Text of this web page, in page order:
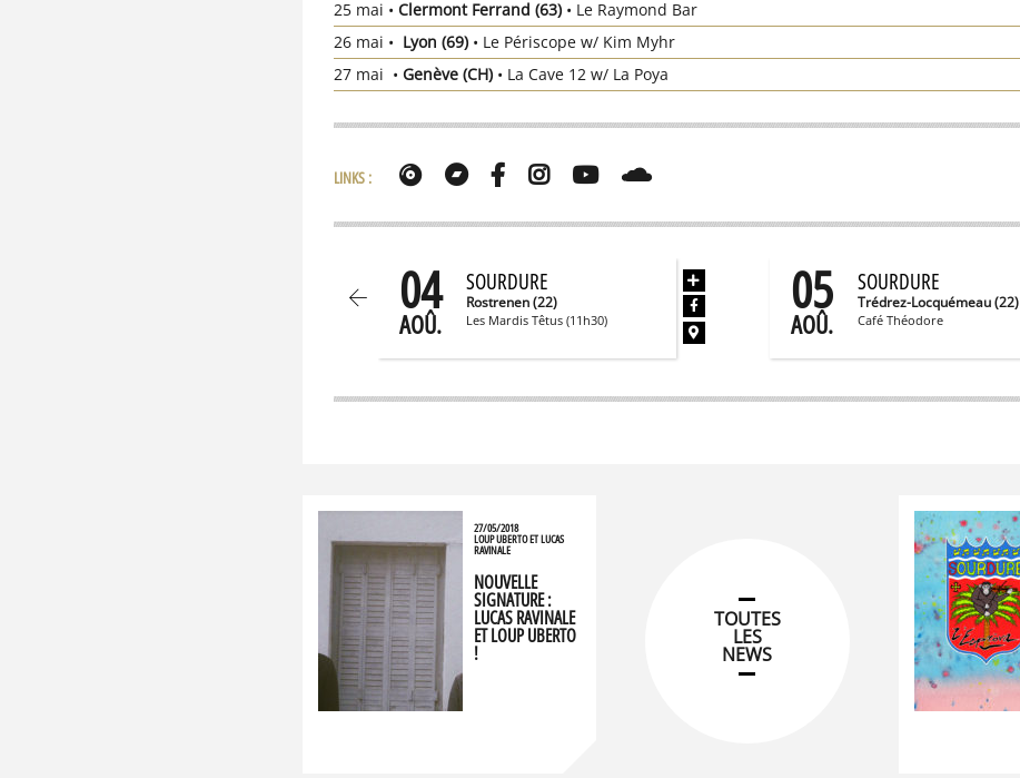
25 mai • Clermont Ferrand (63) • Le Raymond Bar
26 mai • Lyon (69) • Le Périscope w/ Kim Myhr
27 mai • Genève (CH) • La Cave 12 w/ La Poya
LINKS :
04
AOÛ.
SOURDURE
Rostrenen (22)
Les Mardis Têtus (11h30) 05
AOÛ.
SOURDURE
Trédrez-Locquémeau (22)
Café Théodore
27/05/2018
LOUP UBERTO ET LUCAS
RAVINALE
NOUVELLE
SIGNATURE :
LUCAS RAVINALE
ET LOUP UBERTO
!
TOUTES
LES
NEWS